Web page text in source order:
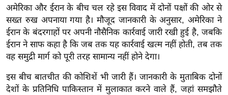
बे
मि
सा
ल
श
ख्सि
य
अमेरिका और ईरान के बीच चल रहे इस विवाद में दोनों पक्षों की ओर से
सख्त रुख अपनाया गया है। मौजूद जानकारी के अनुसार, अमेरिका ने
ईरान के बंदरगाहों पर अपनी नौसैनिक कार्रवाई जारी रखी हुई है, जबकि
ईरान ने साफ कहा है कि जब तक यह कार्रवाई खत्म नहीं होती, तब तक
वह समुद्री मार्ग को पूरी तरह सामान्य नहीं होने देगा।
इस बीच बातचीत की कोशिशें भी जारी हैं। जानकारी के मुताबिक दोनों
देशों के प्रतिनिधि पाकिस्तान में मुलाकात करने वाले हैं, जहां समझौते